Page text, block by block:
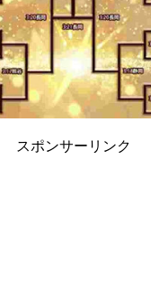
スポンサーリンク